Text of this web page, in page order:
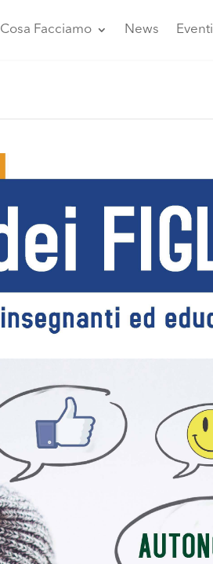
Cosa Facciamo News Eventi